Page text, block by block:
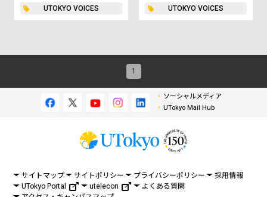
UTOKYO VOICES UTOKYO VOICES
1
ソーシャルメディア
UTokyo Mail Hub
サイトマップ サイトポリシー プライバシーポリシー
採用情報
UTokyo Portal
utelecon
よくある質問